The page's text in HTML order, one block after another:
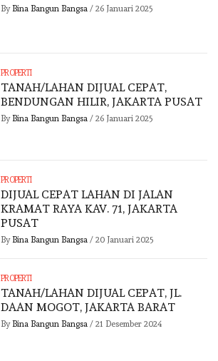
By Bina Bangun Bangsa/ 26 Januari 2025
PROPERTI
TANAH/LAHAN DIJUAL CEPAT,
BENDUNGAN HILIR, JAKARTA PUSAT
By Bina Bangun Bangsa/ 26 Januari 2025
PROPERTI
DIJUAL CEPAT LAHAN DI JALAN
KRAMAT RAYA KAV. 71, JAKARTA
PUSAT
By Bina Bangun Bangsa/ 20 Januari 2025
PROPERTI
TANAH/LAHAN DIJUAL CEPAT, JL.
DAAN MOGOT, JAKARTA BARAT
By Bina Bangun Bangsa/ 21 Desember 2024